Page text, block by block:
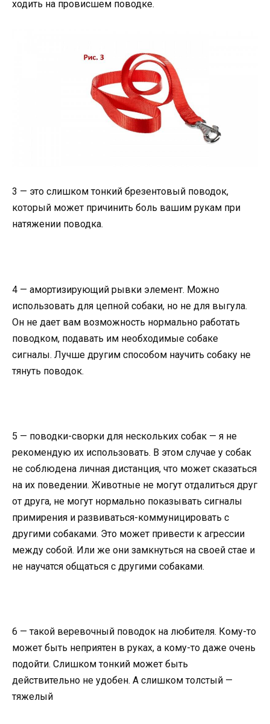
ходить на провисшем поводке.
3 — это слишком тонкий брезентовый поводок,
который может причинить боль вашим рукам при
натяжении поводка.
4 — амортизирующий рывки элемент. Можно
использовать для цепной собаки, но не для выгула.
Он не дает вам возможность нормально работать
поводком, подавать им необходимые собаке
сигналы. Лучше другим способом научить собаку не
тянуть поводок.
5 — поводки-сворки для нескольких собак — я не
рекомендую их использовать. В этом случае у собак
не соблюдена личная дистанция, что может сказаться
на их поведении. Животные не могут отдалиться друг
от друга, не могут нормально показывать сигналы
примирения и развиваться-коммуницировать с
другими собаками. Это может привести к агрессии
между собой. Или же они замкнуться на своей стае и
не научатся общаться с другими собаками.
6 — такой веревочный поводок на любителя. Кому-то
может быть неприятен в руках, а кому-то даже очень
подойти. Слишком тонкий может быть
действительно не удобен. А слишком толстый —
тяжелый